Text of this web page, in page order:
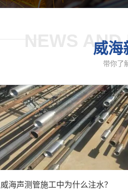
NEWS AND
威海
带你了
威海声测管施工中为什么注水？